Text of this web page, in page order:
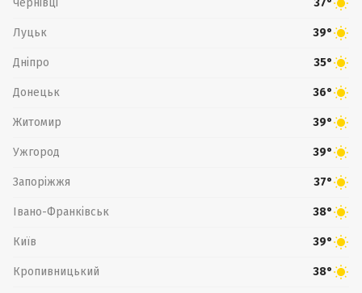
37°
Луцьк 39°
Дніпро 35°
Донецьк 36°
Житомир 39°
Ужгород 39°
Запоріжжя 37°
Івано-Франківськ 38°
Київ 39°
Кропивницький 38°